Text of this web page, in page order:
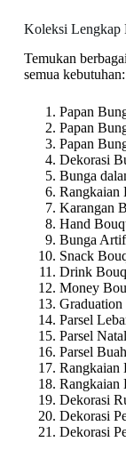
Koleksi Lengkap
Temukan
semua kebutuhan:
Papan
Papan
Papan
Dekorasi
Bunga
Rangkaian
Karangan
Hand
Bunga
Snack
Drink
Money
Parsel
Parsel
Parsel
Rangkaian
Rangkaian
Dekorasi
Dekorasi
Dekorasi